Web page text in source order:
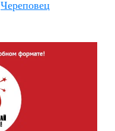
Череповец